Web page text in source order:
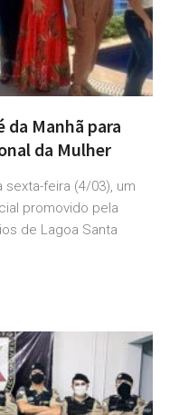
da Manhã para
da Mulher
feira (4/03), um
promovido pela
de Lagoa Santa